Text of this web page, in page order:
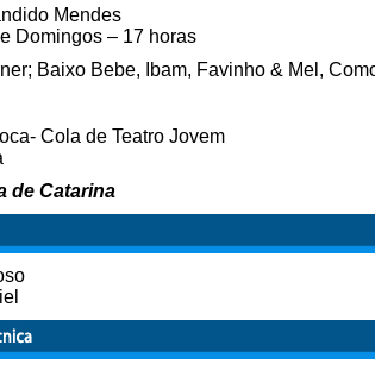
Mendes
Domingos – 17 horas
Baixo Bebe, Ibam, Favinho & Mel,
Cola de Teatro Jovem
de Catarina